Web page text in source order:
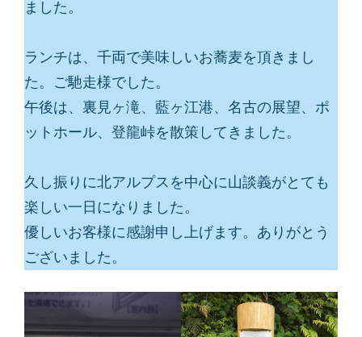
ました。
ランチは、千両で美味しいお蕎麦を頂きまし
た。ご馳走様でした。
午後は、裏見ヶ滝、藍ヶ江港、名古の展望、ポ
ットホール、登龍峠を散策してきました。
久し振りに北アルプスを中心に山談義がとても
楽しい一日になりました。
優しいお客様に感謝申し上げます。ありがとう
ございました。